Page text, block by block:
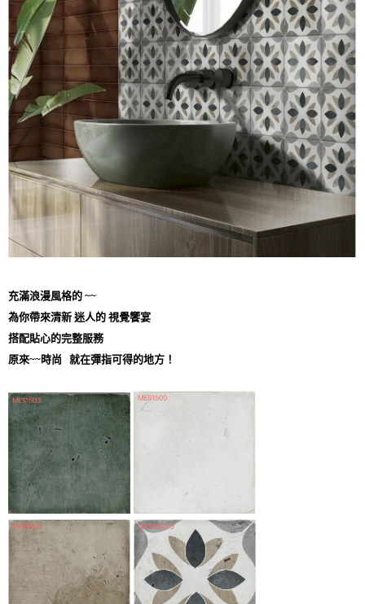
充滿浪漫風格的 ~~
為你帶來清新 迷人的 視覺饗宴
搭配貼心的完整服務
原來~~時尚 就在彈指可得的地方！